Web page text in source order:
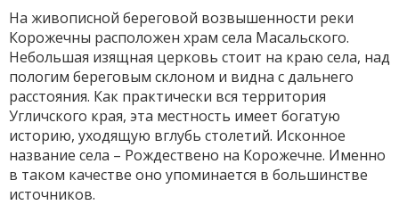
На живописной береговой возвышенности реки
Корожечны расположен храм села Масальского.
Небольшая изящная церковь стоит на краю села, над
пологим береговым склоном и видна с дальнего
расстояния. Как практически вся территория
Угличского края, эта местность имеет богатую
историю, уходящую вглубь столетий. Исконное
название села – Рождествено на Корожечне. Именно
в таком качестве оно упоминается в большинстве
источников.